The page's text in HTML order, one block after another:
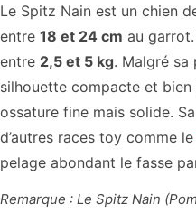
Le Spitz Nain est un chien
entre 18 et 24 cm au
entre 2,5 et 5 kg. Malgré sa
silhouette compacte et
ossature fine mais solide.
d’autres races toy comme le
pelage abondant le fasse
Remarque : Le Spitz Nain